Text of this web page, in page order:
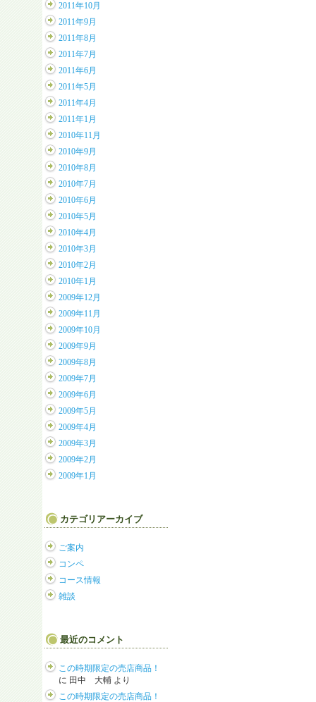
2011年10月
2011年9月
2011年8月
2011年7月
2011年6月
2011年5月
2011年4月
2011年1月
2010年11月
2010年9月
2010年8月
2010年7月
2010年6月
2010年5月
2010年4月
2010年3月
2010年2月
2010年1月
2009年12月
2009年11月
2009年10月
2009年9月
2009年8月
2009年7月
2009年6月
2009年5月
2009年4月
2009年3月
2009年2月
2009年1月
カテゴリアーカイブ
ご案内
コンペ
コース情報
雑談
最近のコメント
この時期限定の売店商品！
に 田中 大輔 より
この時期限定の売店商品！